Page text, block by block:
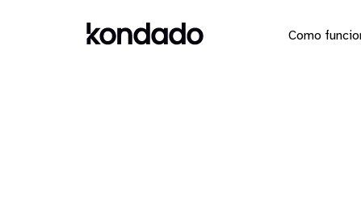
Como